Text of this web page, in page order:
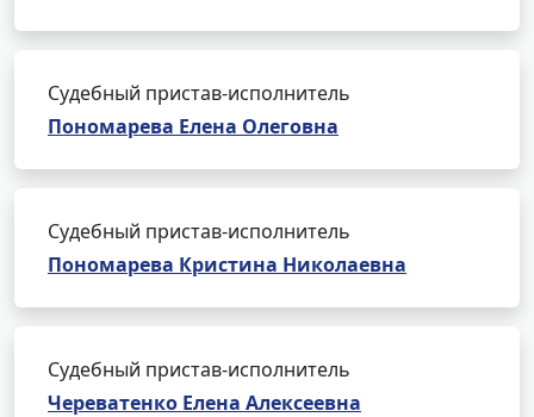
Судебный пристав-исполнитель
Пономарева Елена Олеговна
Судебный пристав-исполнитель
Пономарева Кристина Николаевна
Судебный пристав-исполнитель
Череватенко Елена Алексеевна